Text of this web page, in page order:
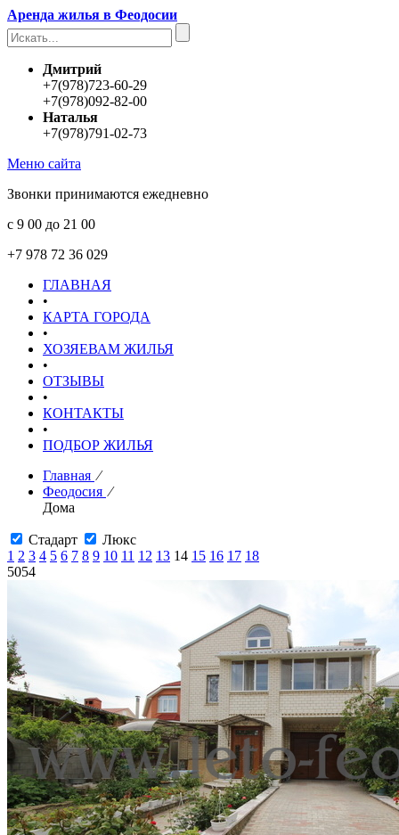
Аренда жилья в Феодосии
Дмитрий
+7(978)723-60-29
+7(978)092-82-00
Наталья
+7(978)791-02-73
Меню сайта
Звонки принимаются ежедневно
с 9 00 до 21 00
+7 978 72 36 029
ГЛАВНАЯ
•
КАРТА ГОРОДА
•
ХОЗЯЕВАМ ЖИЛЬЯ
•
ОТЗЫВЫ
•
КОНТАКТЫ
•
ПОДБОР ЖИЛЬЯ
Главная ⁄
Феодосия ⁄
Дома
Стадарт
Люкс
1 2 3 4 5 6 7 8 9 10 11 12 13 14 15 16 17 18
5054